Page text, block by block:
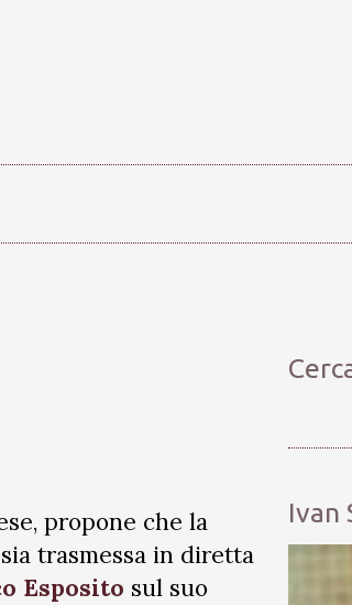
propone che la
trasmessa in diretta
Esposito sul suo
Ivan